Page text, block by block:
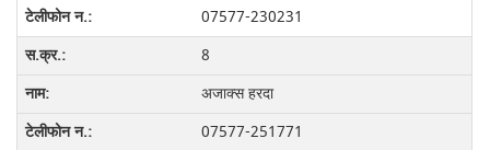
07577-230231
8
अजाक्स हरदा
07577-251771